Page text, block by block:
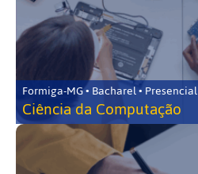
Formiga-MG • Bacharel • Presencial
Ciência da Computação